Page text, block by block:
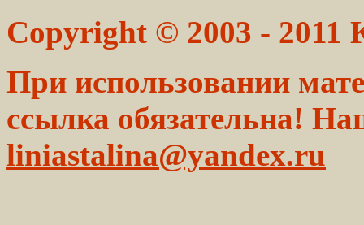
Copyright © 2003 - 2011
При использовании
ссылка обязательна!
liniastalina@yandex.ru